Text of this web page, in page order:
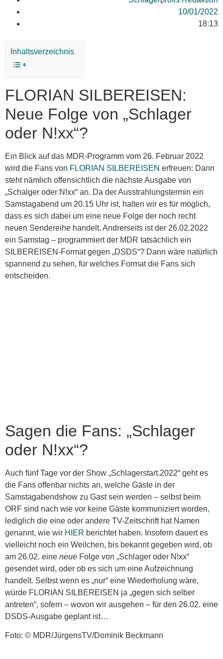
10/01/2022
18:13
Inhaltsverzeichnis
FLORIAN SILBEREISEN:
Neue Folge von „Schlager
oder N!xx“?
Ein Blick auf das MDR-Programm vom 26. Februar 2022
wird die Fans von FLORIAN SILBEREISEN erfreuen: Dann
steht nämlich offensichtlich die nächste Ausgabe von
„Schalger oder N!xx“ an. Da der Ausstrahlungstermin ein
Samstagabend um 20.15 Uhr ist, halten wir es für möglich,
dass es sich dabei um eine neue Folge der noch recht
neuen Sendereihe handelt. Andrerseits ist der 26.02.2022
ein Samstag – programmiert der MDR tatsächlich ein
SILBEREISEN-Format gegen „DSDS“? Dann wäre natürlich
spannend zu sehen, für welches Format die Fans sich
entscheiden.
Sagen die Fans: „Schlager
oder N!xx“?
Auch fünf Tage vor der Show „Schlagerstart.2022“ geht es
die Fans offenbar nichts an, welche Gäste in der
Samstagabendshow zu Gast sein werden – selbst beim
ORF sind nach wie vor keine Gäste kommuniziert worden,
lediglich die eine oder andere TV-Zeitschrift hat Namen
genannt, wie wir HIER berichtet haben. Insofern dauert es
vielleicht noch ein Weilchen, bis bekannt gegeben wird, ob
am 26.02. eine neue Folge von „Schlager oder N!xx“
gesendet wird, oder ob es sich um eine Aufzeichnung
handelt. Selbst wenn es „nur“ eine Wiederholung wäre,
würde FLORIAN SILBEREISEN ja „gegen sich selber
antreten“, sofern – wovon wir ausgehen – für den 26.02. eine
DSDS-Ausgabe geplant ist…
Foto: © MDR/JürgensTV/Dominik Beckmann